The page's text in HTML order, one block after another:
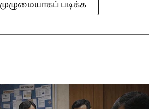
முழுமையாகப் படிக்க